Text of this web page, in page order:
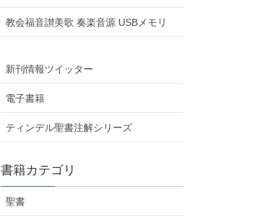
教会福音讃美歌 奏楽音源 USBメモリ
新刊情報ツイッター
電子書籍
ティンデル聖書注解シリーズ
書籍カテゴリ
聖書